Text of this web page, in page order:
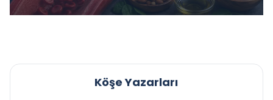
Köşe Yazarları